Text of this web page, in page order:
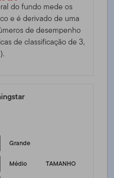
do fundo mede os
e é derivado de uma
de desempenho
de classificação de 3,
title-sr-equity]
Grande
TAMANHO
Médio